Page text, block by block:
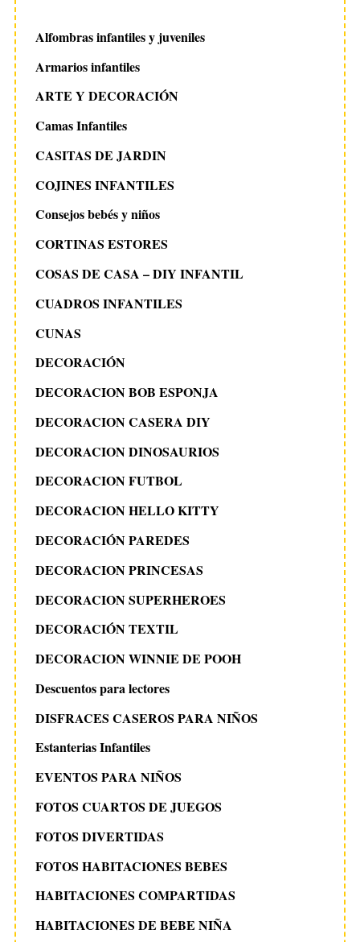
Alfombras infantiles y juveniles
Armarios infantiles
ARTE Y DECORACIÓN
Camas Infantiles
CASITAS DE JARDIN
COJINES INFANTILES
Consejos bebés y niños
CORTINAS ESTORES
COSAS DE CASA – DIY INFANTIL
CUADROS INFANTILES
CUNAS
DECORACIÓN
DECORACION BOB ESPONJA
DECORACION CASERA DIY
DECORACION DINOSAURIOS
DECORACION FUTBOL
DECORACION HELLO KITTY
DECORACIÓN PAREDES
DECORACION PRINCESAS
DECORACION SUPERHEROES
DECORACIÓN TEXTIL
DECORACION WINNIE DE POOH
Descuentos para lectores
DISFRACES CASEROS PARA NIÑOS
Estanterias Infantiles
EVENTOS PARA NIÑOS
FOTOS CUARTOS DE JUEGOS
FOTOS DIVERTIDAS
FOTOS HABITACIONES BEBES
HABITACIONES COMPARTIDAS
HABITACIONES DE BEBE NIÑA